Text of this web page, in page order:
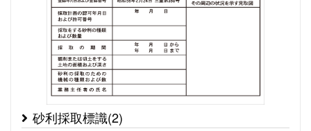
砂利採取標識(2)